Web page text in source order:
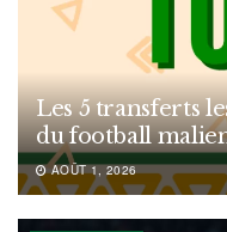
Les 5 transferts
du football
AOÛT 1, 2026